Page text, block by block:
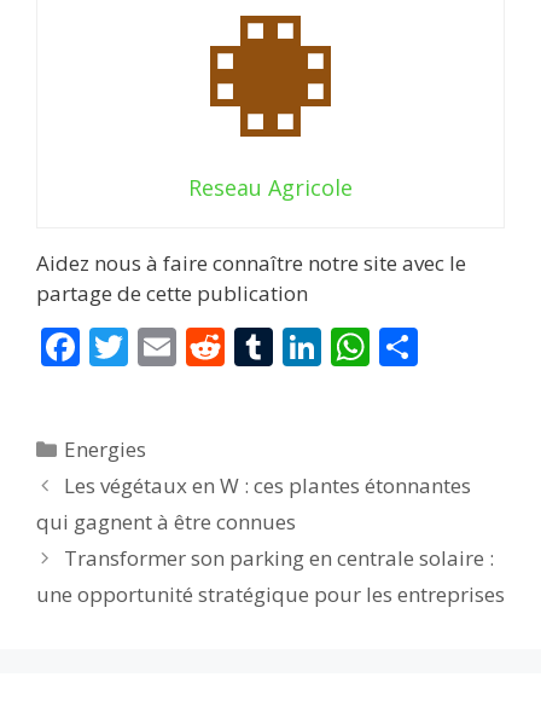
Reseau Agricole
Aidez nous à faire connaître notre site avec le
partage de cette publication
F
b
o
o
k
T
er
E R
t
T
r
Li
dI
W
A
p
p
er
Catégories
Energies
Les végétaux en W : ces plantes étonnantes
qui gagnent à être connues
Transformer son parking en centrale solaire :
une opportunité stratégique pour les entreprises